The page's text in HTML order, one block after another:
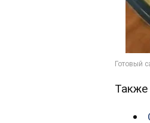
Также